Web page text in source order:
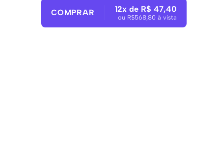
COMPRAR 12x de R$ 47,40
ou R$568,80 à vista